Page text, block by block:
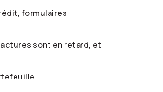
formulaires
sont en retard, et